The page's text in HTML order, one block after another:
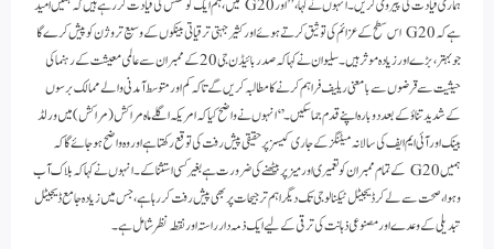
ہماری قیادت کی پیروی کریں۔انہوں نے کہا، ”اور G20 میں، ہم ایک کوشش کی قیادت کر رہے ہیں کہ ہمیں امید
ہے کہ G20 اس سطح کے عزائم کی توثیق کرتے ہوئے اور کثیر جہتی ترقیاتی بینکوں کے وسیع تر وژن کو پیش کرے گا
جو بہتر، بڑے اور زیادہ موثر ہیں۔سلیوان نے کہا کہ صدر بائیڈن جی 20 کے ممبران سے عالمی معیشت کے رہنما کی
حیثیت سے قرضوں سے بامعنی ریلیف فراہم کرنے کا مطالبہ کریں گے تاکہ کم اور متوسط آمدنی والے ممالک برسوں
کے شدید تناؤ کے بعد دوبارہ اپنے قدم جما سکیں۔’ ‘انہوں نے واضح کیا کہ امریکہ اگلے ماہ مراکش (مراکش)میں ورلڈ
بینک اور آئی ایم ایف کی سالانہ میٹنگز کے جاری کیسز پر حقیقی پیش رفت کی توقع رکھتا ہے اور وہ واضح ہو جائے گا کہ
ہمیں G20 کے تمام ممبران کو تعمیری اور میز پر بیٹھنے کی ضرورت ہے بغیر کسی استثنا کے۔انہوں نے کہا کہ بلاک آب
و ہوا، صحت سے لے کر ڈیجیٹل ٹیکنالوجی تک دیگر اہم ترجیحات پر بھی پیش رفت کر رہا ہے، جس میں زیادہ جامع ڈیجیٹل
تبدیلی کے وعدے اور مصنوعی ذہانت کی ترقی کے لیے ایک ذمہ دار راستہ اور نقطہ نظر شامل ہے۔